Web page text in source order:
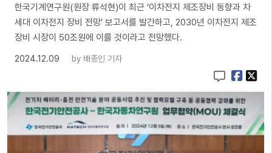
한국기계연구원(원장 류석현)이 최근 ‘이차전지 제조장비 동향과 차
세대 이차전지 장비 전망’ 보고서를 발간하고, 2030년 이차전지 제조
장비 시장이 50조원에 이를 것이라고 전망했다.
2024.12.09
by 배종인 기자